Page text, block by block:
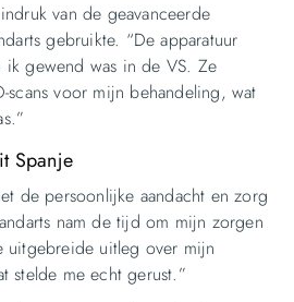
van de geavanceerde
gebruikte. “De apparatuur
ik gewend was in de VS. Ze
scans voor mijn behandeling, wat
Spanje
de persoonlijke aandacht en zorg
nam de tijd om mijn zorgen
uitgebreide uitleg over mijn
stelde me echt gerust.”